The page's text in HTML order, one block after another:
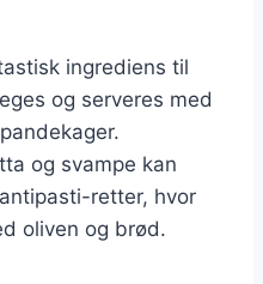
ingrediens til
og serveres med
og svampe kan
retter, hvor
oliven og brød.